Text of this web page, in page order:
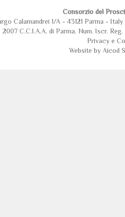
Consorzio del
Calamandrei 1/A - 43121 Parma -
C.C.I.A.A. di Parma. Num. Iscr.
Privacye
Website by Aicod